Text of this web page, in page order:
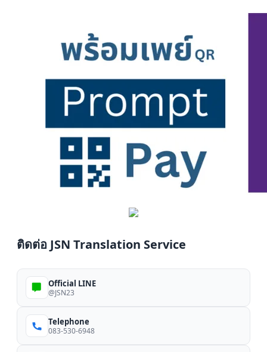
ติดต่อ JSN Translation Service
Official LINE
@JSN23
Telephone
083-530-6948